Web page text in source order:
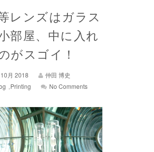
レンズはガラス
部屋、中に入れ
がスゴイ！
月 2018
仲田 博史
,Printing No Comments